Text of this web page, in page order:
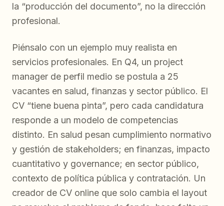
la “producción del documento”, no la dirección
profesional.
Piénsalo con un ejemplo muy realista en
servicios profesionales. En Q4, un project
manager de perfil medio se postula a 25
vacantes en salud, finanzas y sector público. El
CV “tiene buena pinta”, pero cada candidatura
responde a un modelo de competencias
distinto. En salud pesan cumplimiento normativo
y gestión de stakeholders; en finanzas, impacto
cuantitativo y governance; en sector público,
contexto de política pública y contratación. Un
creador de CV online que solo cambia el layout